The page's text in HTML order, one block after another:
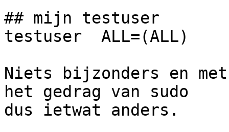
## mijn testuser
testuser  ALL=(ALL)
Niets bijzonders en
het gedrag van sudo
dus ietwat anders.